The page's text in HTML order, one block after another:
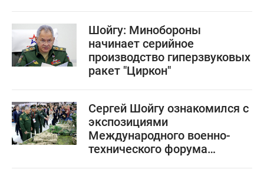
Шойгу: Минобороны
начинает серийное
производство гиперзвуковых
ракет "Циркон"
Сергей Шойгу ознакомился с
экспозициями
Международного военно-
технического форума